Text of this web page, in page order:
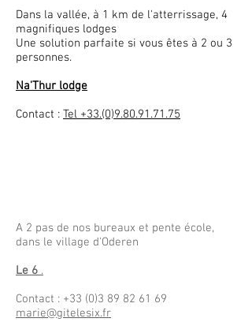
Dans la vallée, à 1 km de l'atterrissage, 4
magnifiques lodges
Une solution parfaite si vous êtes à 2 ou 3
personnes.
Na'Thur lodge
Contact : Tel +33.(0)9.80.91.71.75
A 2 pas de nos bureaux et pente école,
dans le village d'Oderen
Le 6 .
Contact : +33 (0)3 89 82 61 69
marie@gitelesix.fr